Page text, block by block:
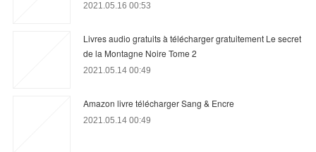
2021.05.16 00:53
Livres audio gratuits à télécharger gratuitement Le secret
de la Montagne Noire Tome 2
2021.05.14 00:49
Amazon livre télécharger Sang & Encre
2021.05.14 00:49